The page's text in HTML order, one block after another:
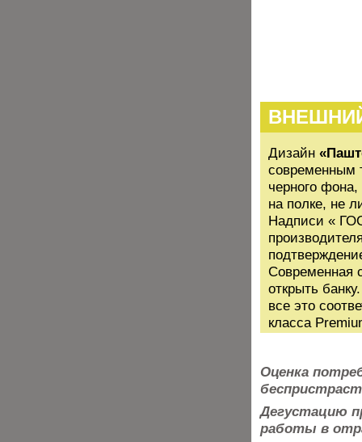
Дизайн
современным
черного
на полке, не
Надписи «
Современная
открыть
все это
класса
Оценка
Дегустацию
работы в